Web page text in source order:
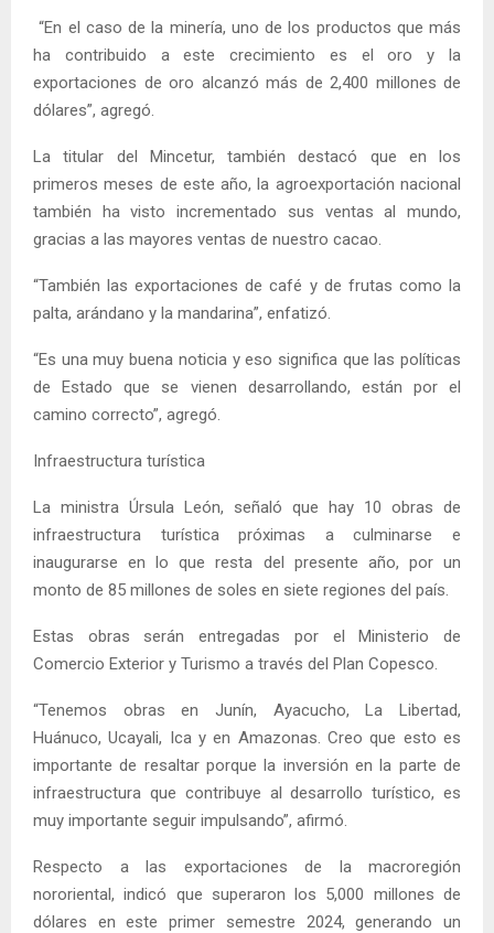
“En el caso de la minería, uno de los productos que más
ha contribuido a este crecimiento es el oro y la
exportaciones de oro alcanzó más de 2,400 millones de
dólares”, agregó.
La titular del Mincetur, también destacó que en los
primeros meses de este año, la agroexportación nacional
también ha visto incrementado sus ventas al mundo,
gracias a las mayores ventas de nuestro cacao.
“También las exportaciones de café y de frutas como la
palta, arándano y la mandarina”, enfatizó.
“Es una muy buena noticia y eso significa que las políticas
de Estado que se vienen desarrollando, están por el
camino correcto”, agregó.
Infraestructura turística
La ministra Úrsula León, señaló que hay 10 obras de
infraestructura turística próximas a culminarse e
inaugurarse en lo que resta del presente año, por un
monto de 85 millones de soles en siete regiones del país.
Estas obras serán entregadas por el Ministerio de
Comercio Exterior y Turismo a través del Plan Copesco.
“Tenemos obras en Junín, Ayacucho, La Libertad,
Huánuco, Ucayali, Ica y en Amazonas. Creo que esto es
importante de resaltar porque la inversión en la parte de
infraestructura que contribuye al desarrollo turístico, es
muy importante seguir impulsando”, afirmó.
Respecto a las exportaciones de la macroregión
nororiental, indicó que superaron los 5,000 millones de
dólares en este primer semestre 2024, generando un